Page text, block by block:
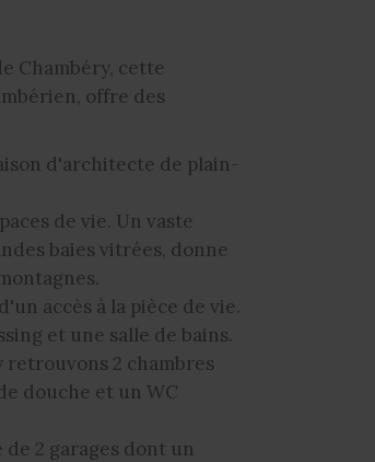
Chambéry, cette
offre des
d'architecte de plain-
de vie. Un vaste
baies vitrées, donne
accès à la pièce de vie.
et une salle de bains.
retrouvons 2 chambres
douche et un WC
de 2 garages dont un